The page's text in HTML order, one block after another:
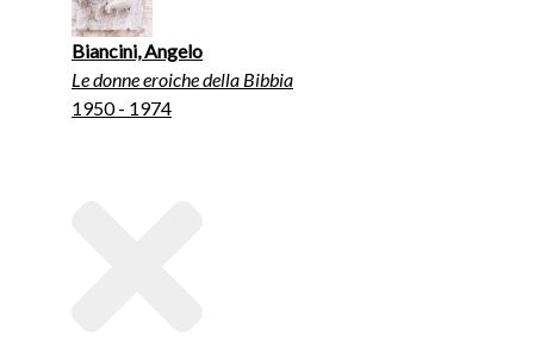
Biancini, Angelo
Le donne eroiche della Bibbia
1950 - 1974